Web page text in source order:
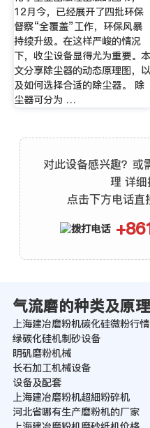
12月今，已经展开了四批环保
督察“全覆盖”工作，环保风暴
持续升级。在这样严峻的情况
下，收尘设备显得尤为重要。本
文分享除尘器的动态原理图，以
及如何选择合适的除尘器。 除
尘器可分为 …
对此设备感兴趣？或
理 详细
点击下方电话直
气流磨的种类及原
上海建冶磨粉机碳化硅微粉行情
绿碳化硅机制砂设备
明矾磨粉机械
长石加工机械设备
设备及配套
上海建冶磨粉机超細粉碎机
河北省哪有生产磨粉机的厂家